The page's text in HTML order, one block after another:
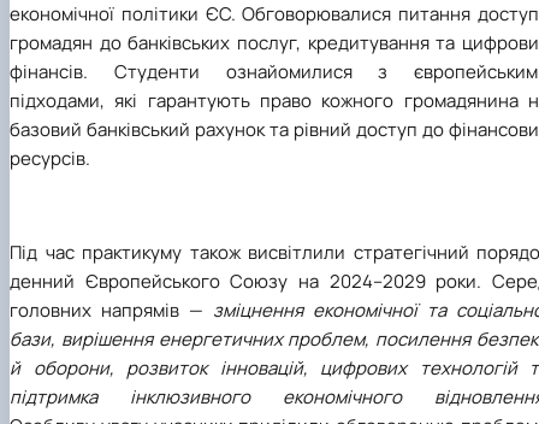
економічної політики ЄС. Обговорювалися питання
громадян до банківських послуг, кредитування та
фінансів. Студенти ознайомилися з
підходами, які гарантують право кожного громадянина
базовий банківський рахунок та рівний доступ до
ресурсів.
Під час практикуму також висвітлили стратегічний
денний Європейського Союзу на 2024–2029 роки.
головних напрямів — зміцнення економічної та
бази, вирішення енергетичних проблем, посилення
й оборони, розвиток інновацій, цифрових технологій
підтримка інклюзивного економічного